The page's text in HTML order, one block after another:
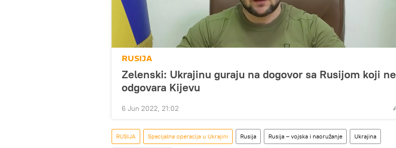
RUSIJA
Zelenski: Ukrajinu guraju na dogovor sa Rusijom koji ne
odgovara Kijevu
6 Jun 2022, 21:02
RUSIJA Specijalna operacija u Ukrajini Rusija Rusija – vojska i naoružanje Ukrajina